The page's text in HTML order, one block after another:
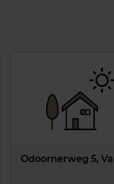
Odoornerweg 5,